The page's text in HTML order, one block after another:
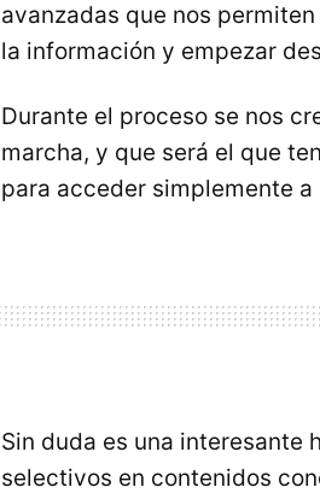
avanzadas que nos
la información y empezar
Durante el proceso se nos
marcha, y que será el que
para acceder simplemente
Sin duda es una interesante
selectivos en contenidos